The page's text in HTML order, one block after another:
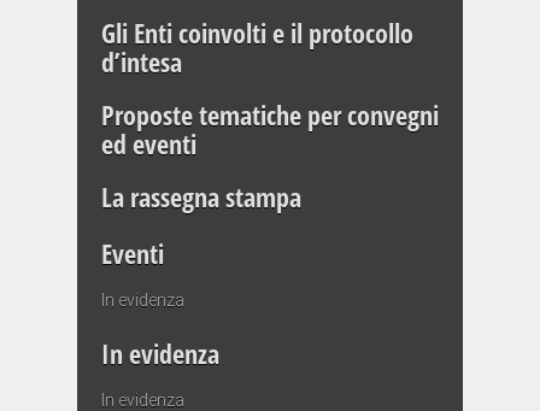
Gli Enti coinvolti e il protocollo
d’intesa
Proposte tematiche per convegni
ed eventi
La rassegna stampa
Eventi
In evidenza
In evidenza
In evidenza